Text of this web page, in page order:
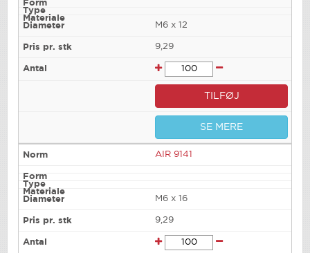
M6 x 12
9,29
TILFØJ
SE MERE
AIR 9141
M6 x 16
9,29